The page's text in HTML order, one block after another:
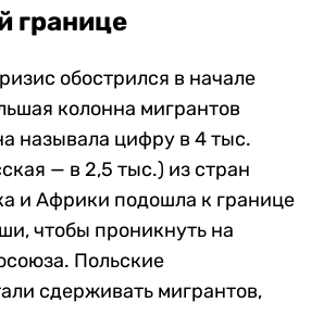
границе
обострился в начале
колонна мигрантов
называла цифру в 4 тыс.
— в 2,5 тыс.) из стран
и Африки подошла к границе
чтобы проникнуть на
Польские
сдерживать мигрантов,